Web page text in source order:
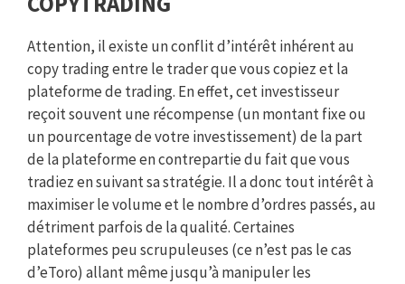
Attention, il existe un conflit d’intérêt inhérent au
copy trading entre le trader que vous copiez et la
plateforme de trading. En effet, cet investisseur
reçoit souvent une récompense (un montant fixe ou
un pourcentage de votre investissement) de la part
de la plateforme en contrepartie du fait que vous
tradiez en suivant sa stratégie. Il a donc tout intérêt à
maximiser le volume et le nombre d’ordres passés, au
détriment parfois de la qualité. Certaines
plateformes peu scrupuleuses (ce n’est pas le cas
d’eToro) allant même jusqu’à manipuler les